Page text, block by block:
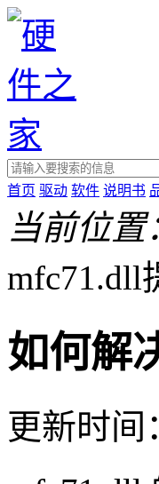
首页 驱动 软件 说明书
当前位置
mfc71.dll
如何解
更新时间